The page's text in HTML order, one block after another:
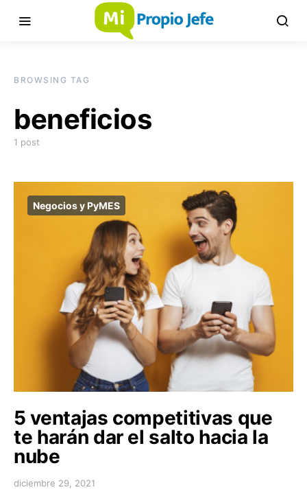
BROWSING TAG
beneficios
1 post
Negocios y PyMES
5 ventajas competitivas que
te harán dar el salto hacia la
nube
diciembre 29, 2021